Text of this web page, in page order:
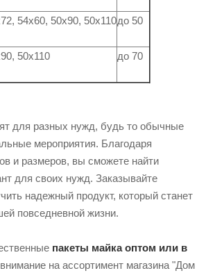
54х60, 50х90, 50х110до 50
50х110 до 70
для разных нужд, будь то обычные
мероприятия. Благодаря
и размеров, вы сможете найти
для своих нужд. Заказывайте
надежный продукт, который станет
повседневной жизни.
пакеты майка оптом или в
на ассортимент магазина "Дом